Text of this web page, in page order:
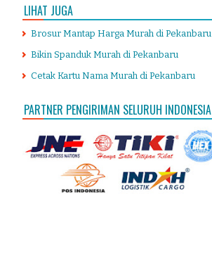
LIHAT JUGA
Brosur Mantap Harga Murah di Pekanbaru
Bikin Spanduk Murah di Pekanbaru
Cetak Kartu Nama Murah di Pekanbaru
PARTNER PENGIRIMAN SELURUH INDONESIA